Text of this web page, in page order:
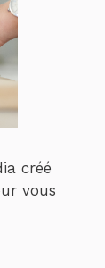
créé
vous